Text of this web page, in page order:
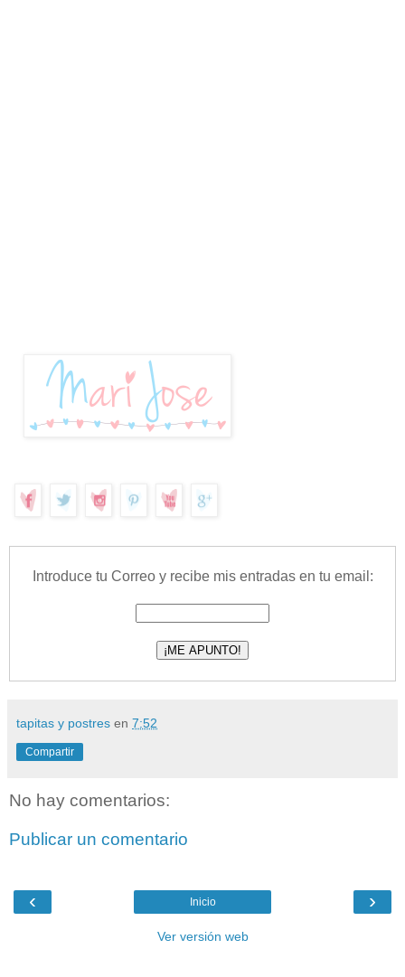
Introduce tu Correo y recibe mis entradas en tu email:
tapitas y postres en 7:52
Compartir
No hay comentarios:
Publicar un comentario
‹ ›
Inicio
Ver versión web